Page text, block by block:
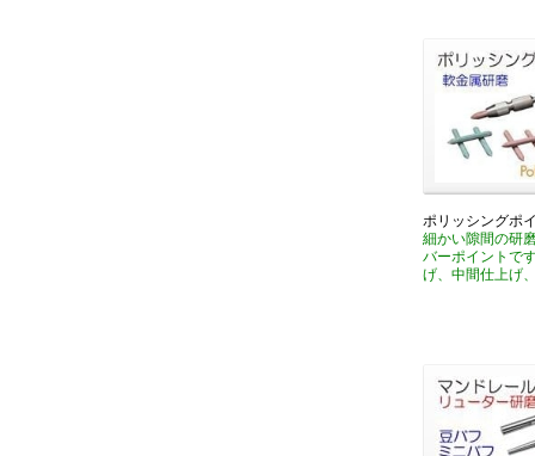
ポリッシングポ
細かい隙間の研
バーポイントで
げ、中間仕上げ